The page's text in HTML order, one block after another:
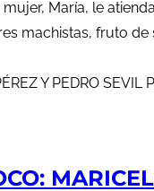
María, le
machistas, fruto de